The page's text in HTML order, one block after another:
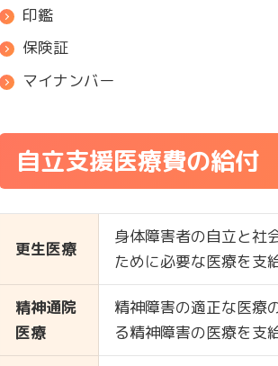
印鑑
保険証
マイナンバー
自立支援医療費の給付
更生医療
身体障害者の自立と社
ために必要な医療を支
精神通院
医療
精神障害の適正な医療
る精神障害の医療を支